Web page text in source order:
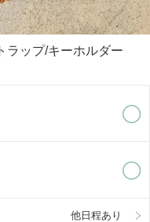
ップ/キーホルダー
他日程あり